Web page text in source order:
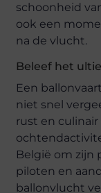
schoonheid
ook een
na de vlucht.
Beleef het
Een
niet snel
rust en
België om zijn
piloten en
ballonvlucht